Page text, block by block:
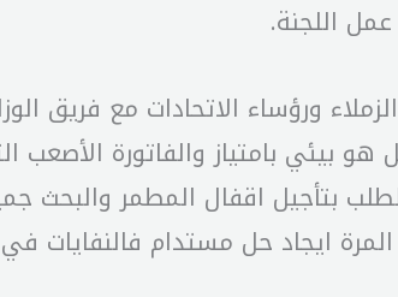
ورؤساء الاتحادات مع فريق
هو بيئي بامتياز والفاتورة
بتأجيل اقفال المطمر والبحث
1997 لغاية اليوم، ونتمنى هذه المرة ايجاد حل مستدام